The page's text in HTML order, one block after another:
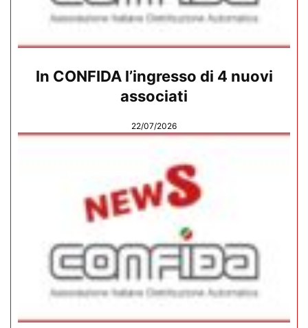
In CONFIDA l’ingresso di 4 nuovi
associati
22/07/2026